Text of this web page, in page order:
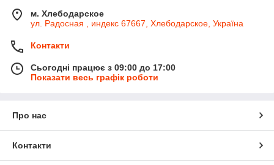
м. Хлебодарское
ул. Радосная , индекс 67667, Хлебодарское, Україна
Контакти
Сьогодні працює з 09:00 до 17:00
Показати весь графік роботи
Про нас
Контакти